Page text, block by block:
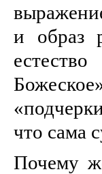
и образ
что сама
Почему